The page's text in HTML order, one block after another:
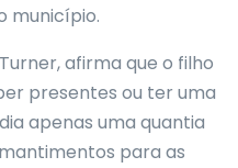
município.
afirma que o filho
presentes ou ter uma
apenas uma quantia
para as